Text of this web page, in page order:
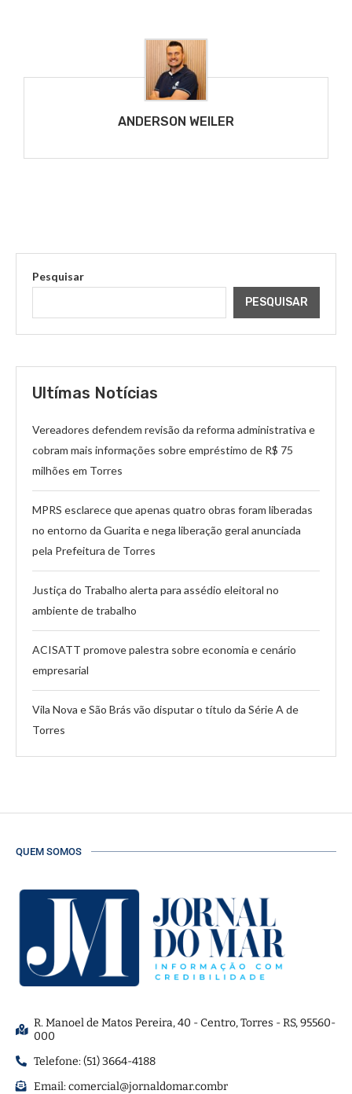
ANDERSON WEILER
Pesquisar
PESQUISAR
Ultímas Notícias
Vereadores defendem revisão da reforma administrativa e
cobram mais informações sobre empréstimo de R$ 75
milhões em Torres
MPRS esclarece que apenas quatro obras foram liberadas
no entorno da Guarita e nega liberação geral anunciada
pela Prefeitura de Torres
Justiça do Trabalho alerta para assédio eleitoral no
ambiente de trabalho
ACISATT promove palestra sobre economia e cenário
empresarial
Vila Nova e São Brás vão disputar o título da Série A de
Torres
QUEM SOMOS
R. Manoel de Matos Pereira, 40 - Centro, Torres - RS, 95560-
000
Telefone: (51) 3664-4188
Email:comercial@jornaldomar.combr